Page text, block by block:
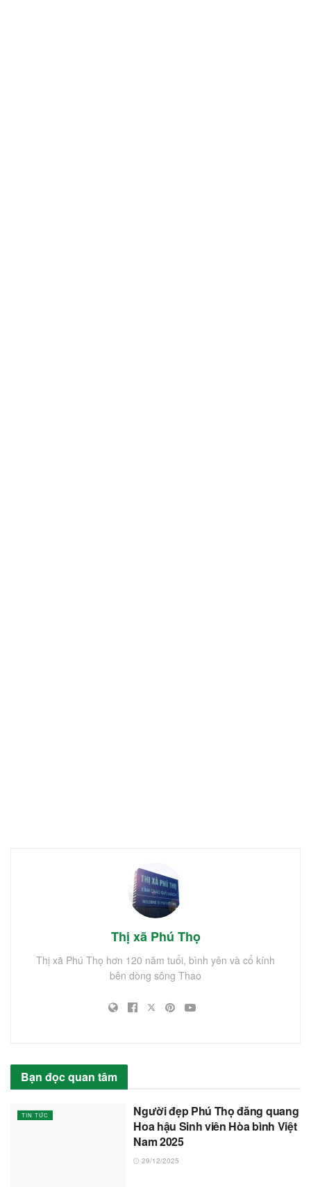
Thị xã Phú Thọ
Thị xã Phú Thọ hơn 120 năm tuổi, bình yên và cổ kính
bên dòng sông Thao
Bạn đọc quan tâm
TIN TỨC
Người đẹp Phú Thọ đăng quang
Hoa hậu Sinh viên Hòa bình Việt
Nam 2025
29/12/2025